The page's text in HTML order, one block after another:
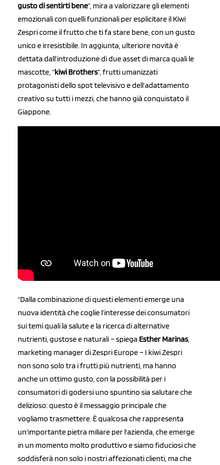
gusto di sentirti bene”, mira a valorizzare gli elementi
emozionali con quelli funzionali per esplicitare il Kiwi
Zespri come il frutto che ti fa stare bene, con un gusto
unico e irresistibile. In aggiunta, ulteriore novità è
dettata dall’introduzione di due asset di marca quali le
mascotte, “kiwi Brothers”, frutti umanizzati
protagonisti dello spot televisivo e dell’adattamento
creativo su tutti i mezzi, che hanno già conquistato il
Giappone.
“Dalla combinazione di questi elementi emerge una
nuova identità che coglie l’interesse dei consumatori
sui temi quali la salute e la ricerca di alternative
nutrienti, gustose e naturali – spiega Esther Marinas,
marketing manager di Zespri Europe – I kiwi Zespri
non sono solo tra i frutti più nutrienti, ma hanno
anche un ottimo gusto, con la possibilità per i
consumatori di godersi uno spuntino sia salutare che
delizioso: questo è il messaggio principale che
vogliamo trasmettere. È qualcosa che rappresenta
un'importante pietra miliare per l'azienda, che emerge
in un momento molto produttivo e siamo fiduciosi che
soddisferà non solo i nostri affezionati clienti, ma che